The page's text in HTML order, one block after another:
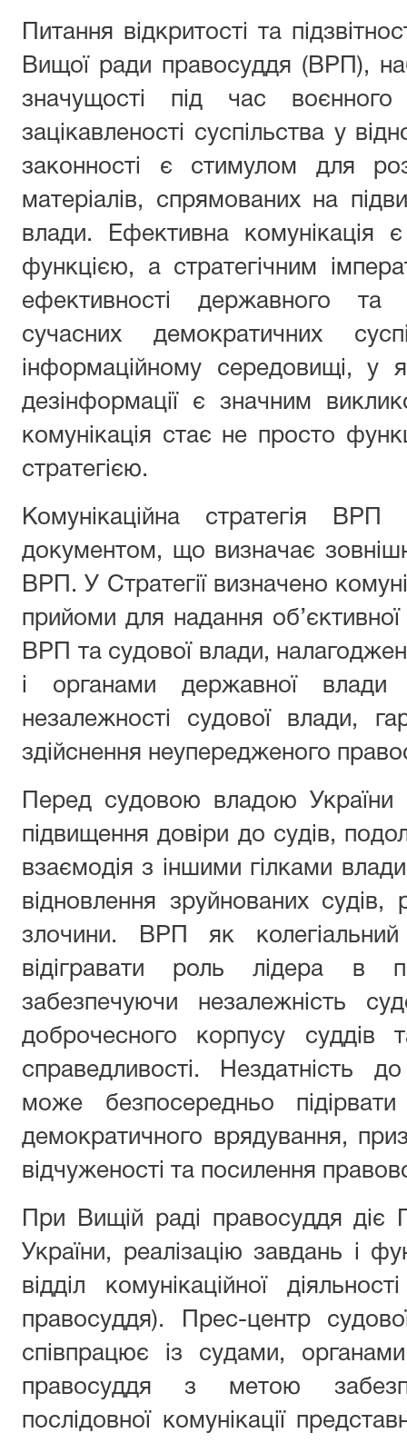
Питання відкритості та
Вищої ради правосуддя (ВРП),
значущості під час
зацікавленості суспільства у
законності є стимулом для
матеріалів, спрямованих на
влади. Ефективна комунікація
функцією, а стратегічним
ефективності державного та
сучасних демократичних
інформаційному середовищі, у
дезінформації є значним
комунікація стає не просто
стратегією.
Комунікаційна стратегія
документом, що визначає
ВРП. У Стратегії визначено
прийоми для надання об’єктивної
ВРП та судової влади,
і органами державної
незалежності судової влади,
здійснення неупередженого
Перед судовою владою України
підвищення довіри до судів,
взаємодія з іншими гілками
відновлення зруйнованих
злочини. ВРП як
відігравати роль лідера в
забезпечуючи незалежність
доброчесного корпусу суддів
справедливості. Нездатність до
може безпосередньо
демократичного врядування,
відчуженості та посилення
При Вищій раді правосуддя діє
України, реалізацію завдань і
відділ комунікаційної
правосуддя). Прес-центр
співпрацює із судами,
правосуддя з метою
послідовної комунікації